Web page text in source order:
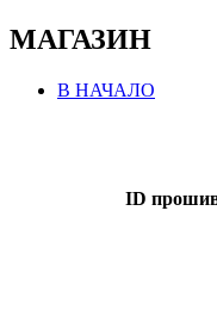
МАГАЗИН
В НАЧАЛО
ID